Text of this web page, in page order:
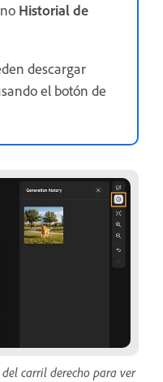
Historial de
descargar
el botón de
carril derecho para ver